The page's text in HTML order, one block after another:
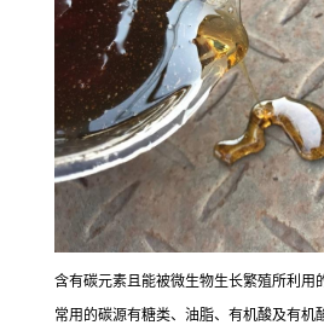
含有碳元素且能被微生物生长繁殖所利用
常用的碳源有糖类、油脂、有机酸及有机